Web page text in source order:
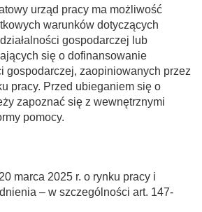
urząd pracy ma możliwość
warunków dotyczących
gospodarczej lub
się o dofinansowanie
gospodarczej, zaopiniowanych przez
pracy. Przed ubieganiem się o
zapoznać się z wewnętrznymi
pomocy.
marca 2025 r. o rynku pracy i
– w szczególności art. 147-